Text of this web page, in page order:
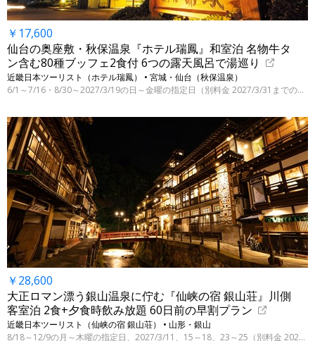
￥17,600
仙台の奥座敷・秋保温泉『ホテル瑞鳳』和室泊 名物牛タ
ン含む80種ブッフェ2食付 6つの露天風呂で湯巡り
近畿日本ツーリスト（ホテル瑞鳳） • 宮城・仙台（秋保温泉）
6/1～7/16・8/30～2027/3/19の日～金曜の指定日（別料金 2027/3/31までの指定日）
￥28,600
大正ロマン漂う銀山温泉に佇む『仙峡の宿 銀山荘』川側
客室泊 2食+夕食時飲み放題 60日前の早割プラン
近畿日本ツーリスト（仙峡の宿 銀山荘） • 山形・銀山
8/18～12/9の月～木曜の指定日、2027/3/11、15～18、23～25（別料金 2027/3/28迄の指定日）